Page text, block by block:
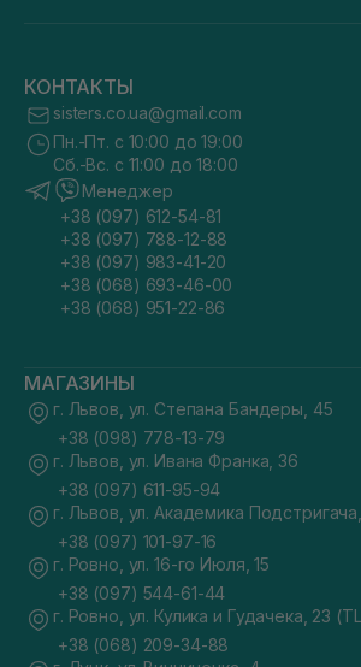
КОНТАКТЫ
sisters.co.ua@gmail.com
Пн.-Пт. с 10:00 до 19:00
Сб.-Вс. с 11:00 до 18:00
Менеджер
+38 (097) 612-54-81
+38 (097) 788-12-88
+38 (097) 983-41-20
+38 (068) 693-46-00
+38 (068) 951-22-86
МАГАЗИНЫ
г. Львов, ул. Степана Бандеры, 45
+38 (098) 778-13-79
г. Львов, ул. Ивана Франка, 36
+38 (097) 611-95-94
г. Львов, ул. Академика
+38 (097) 101-97-16
г. Ровно, ул. 16-го Июля, 15
+38 (097) 544-61-44
г. Ровно, ул. Кулика и Гудачека, 23
+38 (068) 209-34-88